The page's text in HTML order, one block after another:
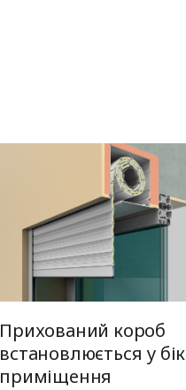
Прихований короб
встановлюється у бік
приміщення